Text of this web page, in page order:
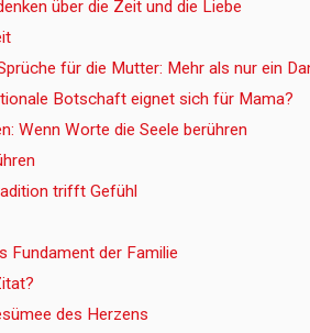
über die Zeit und die Liebe
für die Mutter: Mehr als nur ein
Botschaft eignet sich für Mama?
Wenn Worte die Seele berühren
trifft Gefühl
Fundament der Familie
des Herzens